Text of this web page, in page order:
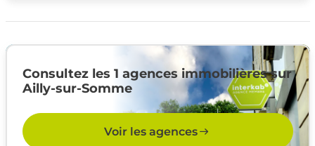
Consultez les 1 agences immobilières sur
Ailly-sur-Somme
Voir les agences